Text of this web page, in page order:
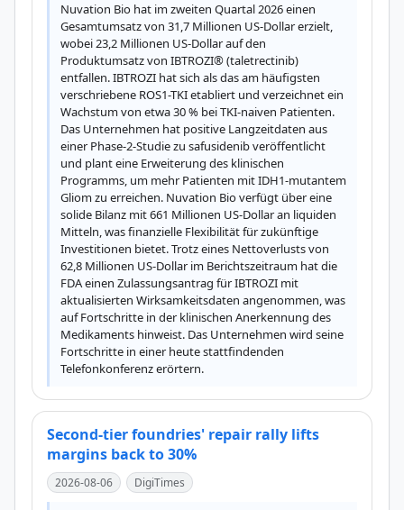
Nuvation Bio hat im zweiten Quartal 2026 einen
Gesamtumsatz von 31,7 Millionen US-Dollar erzielt,
wobei 23,2 Millionen US-Dollar auf den
Produktumsatz von IBTROZI® (taletrectinib)
entfallen. IBTROZI hat sich als das am häufigsten
verschriebene ROS1-TKI etabliert und verzeichnet ein
Wachstum von etwa 30 % bei TKI-naiven Patienten.
Das Unternehmen hat positive Langzeitdaten aus
einer Phase-2-Studie zu safusidenib veröffentlicht
und plant eine Erweiterung des klinischen
Programms, um mehr Patienten mit IDH1-mutantem
Gliom zu erreichen. Nuvation Bio verfügt über eine
solide Bilanz mit 661 Millionen US-Dollar an liquiden
Mitteln, was finanzielle Flexibilität für zukünftige
Investitionen bietet. Trotz eines Nettoverlusts von
62,8 Millionen US-Dollar im Berichtszeitraum hat die
FDA einen Zulassungsantrag für IBTROZI mit
aktualisierten Wirksamkeitsdaten angenommen, was
auf Fortschritte in der klinischen Anerkennung des
Medikaments hinweist. Das Unternehmen wird seine
Fortschritte in einer heute stattfindenden
Telefonkonferenz erörtern.
Second-tier foundries' repair rally lifts
margins back to 30%
2026-08-06 DigiTimes